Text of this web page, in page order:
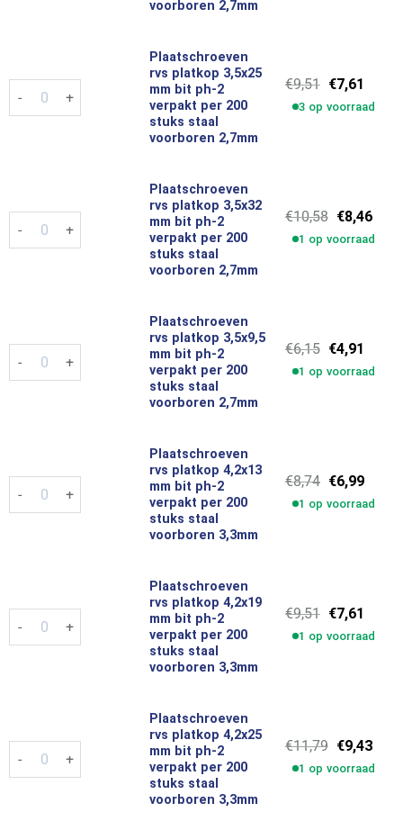
voorboren 2,7mm
Plaatschroeven rvs platkop 3,5x25 mm bit ph-2 verpakt per
Plaatschroeven
rvs platkop 3,5x25
mm bit ph-2
verpakt per 200
stuks staal
voorboren 2,7mm
€9,51
prijs
€7,61
prijs
3 op voorraad
Plaatschroeven rvs platkop 3,5x32 mm bit ph-2 verpakt per
Plaatschroeven
rvs platkop 3,5x32
mm bit ph-2
verpakt per 200
stuks staal
voorboren 2,7mm
€10,58
prijs
€8,46
prijs
1 op voorraad
Plaatschroeven rvs platkop 3,5x9,5 mm bit ph-2 verpakt per
Plaatschroeven
rvs platkop 3,5x9,5
mm bit ph-2
verpakt per 200
stuks staal
voorboren 2,7mm
€6,15
prijs
€4,91
prijs
1 op voorraad
Plaatschroeven rvs platkop 4,2x13 mm bit ph-2 verpakt per
Plaatschroeven
rvs platkop 4,2x13
mm bit ph-2
verpakt per 200
stuks staal
voorboren 3,3mm
€8,74
prijs
€6,99
prijs
1 op voorraad
Plaatschroeven rvs platkop 4,2x19 mm bit ph-2 verpakt per
Plaatschroeven
rvs platkop 4,2x19
mm bit ph-2
verpakt per 200
stuks staal
voorboren 3,3mm
€9,51
prijs
€7,61
prijs
1 op voorraad
Plaatschroeven rvs platkop 4,2x25 mm bit ph-2 verpakt per
Plaatschroeven
rvs platkop 4,2x25
mm bit ph-2
verpakt per 200
stuks staal
voorboren 3,3mm
€11,79
prijs
€9,43
prijs
1 op voorraad